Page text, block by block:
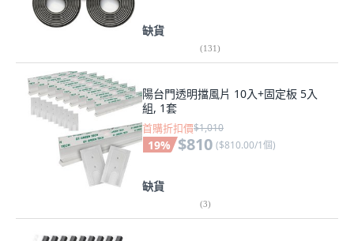
缺貨
(131)
陽台門透明擋風片 10入+固定板 5入
組, 1套
首購折扣價$1,010
19% $810 ($810.00/1個)
缺貨
(3)